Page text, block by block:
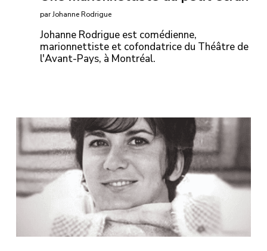
par Johanne Rodrigue
Johanne Rodrigue est comédienne,
marionnettiste et cofondatrice du Théâtre de
l'Avant-Pays, à Montréal.